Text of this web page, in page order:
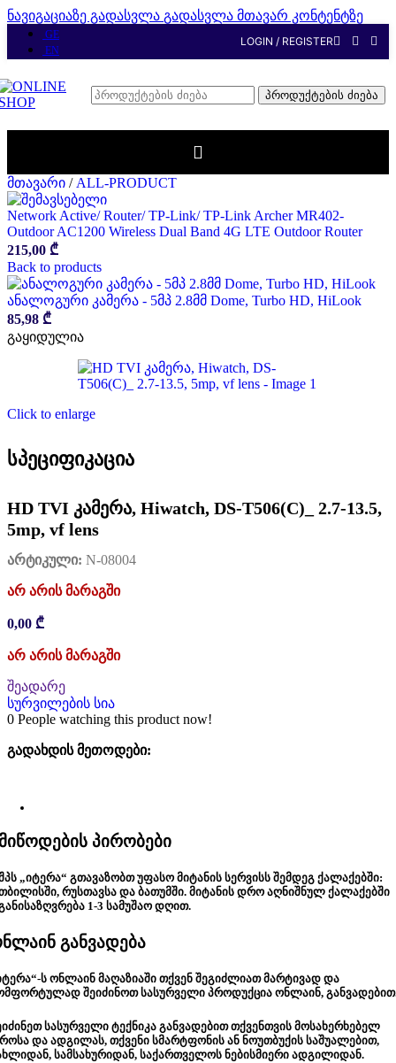
ნავიგაციაზე გადასვლა გადასვლა მთავარ კონტენტზე
GE
EN
LOGIN / REGISTER
პროდუქტების ძიება
მთავარი / ALL-PRODUCT
Network Active/ Router/ TP-Link/ TP-Link Archer MR402-
Outdoor AC1200 Wireless Dual Band 4G LTE Outdoor Router
215,00 ₾
Back to products
ანალოგური კამერა - 5მპ 2.8მმ Dome, Turbo HD, HiLook
85,98 ₾
გაყიდულია
Click to enlarge
სპეციფიკაცია
HD TVI კამერა, Hiwatch, DS-T506(C)_ 2.7-13.5,
5mp, vf lens
არტიკული: N-08004
არ არის მარაგში
0,00 ₾
არ არის მარაგში
შეადარე
სურვილების სია
0 People watching this product now!
გადახდის მეთოდები:
პირობები
„იტერა“ გთავაზობთ უფასო მიტანის სერვისს შემდეგ ქალაქებში:
რუსთავსა და ბათუმში. მიტანის დრო აღნიშნულ ქალაქებში
1-3 სამუშაო დღით.
განვადება
ს ონლაინ მაღაზიაში თქვენ შეგიძლიათ მარტივად და
შეიძინოთ სასურველი პროდუქცია ონლაინ,
სასურველი ტექნიკა განვადებით თქვენთვის მოსახერხებელ
და ადგილას, თქვენი სმარტფონის ან ნოუთბუქის საშუალებით,
სამსახურიდან, საქართველოს ნებისმიერი ადგილიდან.